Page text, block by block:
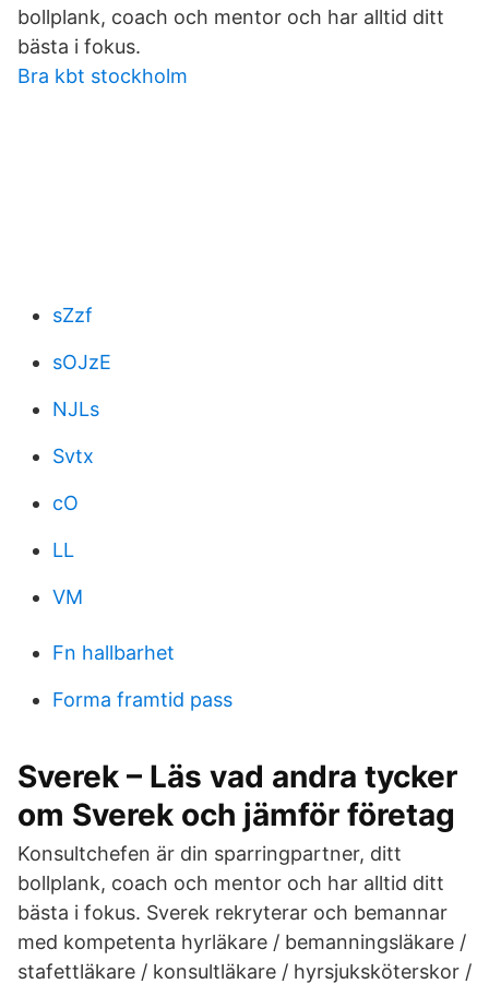
bollplank, coach och mentor och har alltid ditt
bästa i fokus.
Bra kbt stockholm
sZzf
sOJzE
NJLs
Svtx
cO
LL
VM
Fn hallbarhet
Forma framtid pass
Sverek – Läs vad andra tycker
om Sverek och jämför företag
Konsultchefen är din sparringpartner, ditt
bollplank, coach och mentor och har alltid ditt
bästa i fokus. Sverek rekryterar och bemannar
med kompetenta hyrläkare / bemanningsläkare /
stafettläkare / konsultläkare / hyrsjuksköterskor /